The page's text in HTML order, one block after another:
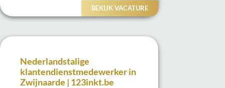
sterk en stabiel bedrijf!
BEKIJK VACATURE
Nederlandstalige
klantendienstmedewerker in
Zwijnaarde | 123inkt.be